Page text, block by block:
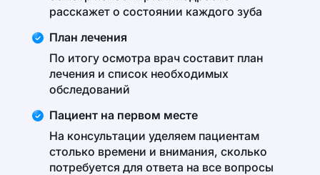
расскажет о состоянии каждого зуба
План лечения
По итогу осмотра врач составит план
лечения и список необходимых
обследований
Пациент на первом месте
На консультации уделяем пациентам
столько времени и внимания, сколько
потребуется для ответа на все вопросы